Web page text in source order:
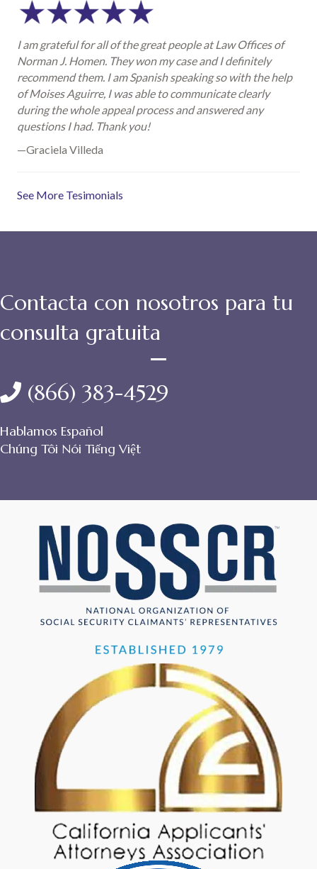
I am grateful for all of the great people at Law Offices of
Norman J. Homen. They won my case and I definitely
recommend them. I am Spanish speaking so with the help
of Moises Aguirre, I was able to communicate clearly
during the whole appeal process and answered any
questions I had. Thank you!
—Graciela Villeda
See More Tesimonials
Contacta con nosotros para tu
consulta gratuita
(866) 383-4529
Hablamos Español
Chúng Tôi Nói Tiếng Việt